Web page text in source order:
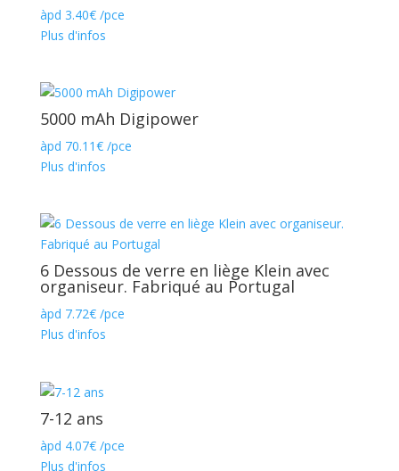
àpd 3.40€/pce
Plus d'infos
5000 mAh Digipower
àpd 70.11€/pce
Plus d'infos
6 Dessous de verre en liège Klein avec
organiseur. Fabriqué au Portugal
àpd 7.72€/pce
Plus d'infos
7-12 ans
àpd 4.07€/pce
Plus d'infos